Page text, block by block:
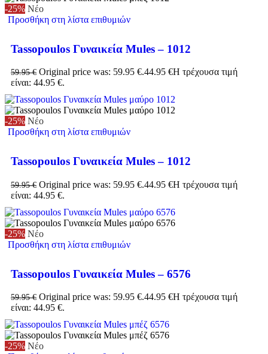
-25% Νέο
Προσθήκη στη λίστα επιθυμιών
Tassopoulos Γυναικεία Mules – 1012
59.95€ Original price was: 59.95 €.44.95 €Η τρέχουσα τιμή
είναι: 44.95 €.
-25% Νέο
Προσθήκη στη λίστα επιθυμιών
Tassopoulos Γυναικεία Mules – 1012
59.95€ Original price was: 59.95 €.44.95 €Η τρέχουσα τιμή
είναι: 44.95 €.
-25% Νέο
Προσθήκη στη λίστα επιθυμιών
Tassopoulos Γυναικεία Mules – 6576
59.95€ Original price was: 59.95 €.44.95 €Η τρέχουσα τιμή
είναι: 44.95 €.
-25% Νέο